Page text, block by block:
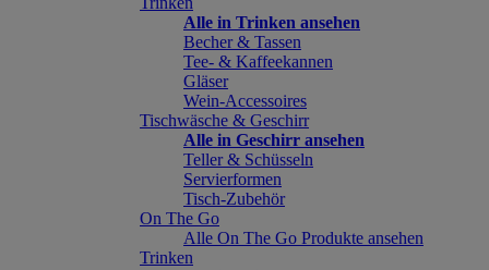
Alle in Trinken ansehen
Becher & Tassen
Tee- & Kaffeekannen
Gläser
Wein-Accessoires
Tischwäsche & Geschirr
Alle in Geschirr ansehen
Teller & Schüsseln
Servierformen
Tisch-Zubehör
On The Go
Alle On The Go Produkte ansehen
Trinken